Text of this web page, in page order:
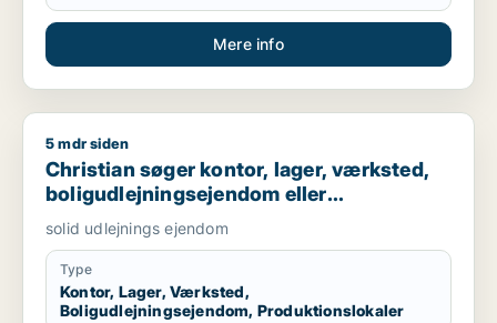
Mere info
Christian søger kontor, lager, værksted,
5 mdr siden
Christian søger kontor, lager, værksted,
boligudlejningsejendom eller
produktionslokaler til salg i Nordsjælland,
Roskilde eller Holbæk
solid udlejnings ejendom
Type
Kontor, Lager, Værksted,
Boligudlejningsejendom, Produktionslokaler